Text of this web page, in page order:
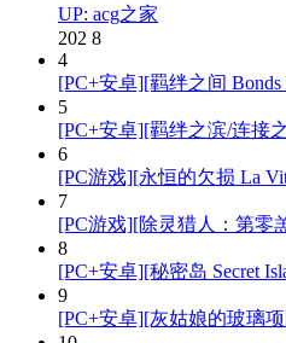
UP: acg之家
202 8
4
[PC+安卓][羁绊之间 Bonds
5
[PC+安卓][羁绊之滨/连接
6
[PC游戏][永恒的欠损 La
7
[PC游戏][除灵猎人：第零
8
[PC+安卓][秘密岛 Secret
9
[PC+安卓][灰姑娘的玻璃项